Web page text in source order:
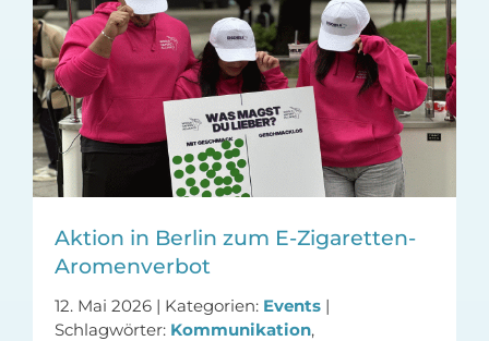
Aktion in Berlin zum E-Zigaretten-
Aromenverbot
12. Mai 2026 | Kategorien: Events |
Schlagwörter: Kommunikation,